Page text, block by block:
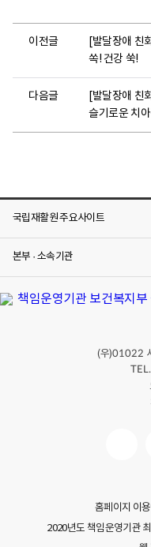
정도 문지릅니다. 멍든
10분 정도 찜질을 합니
부딪히면 곧바로 응급
받습니다. 멍이 심하면
받습니다. 8. 베이거나
밴드나 반창고를 붙여
상처가 깊거나 찔린 상
곧바로 병원 응급실에
119에 전화해서 도움을
수도 있습니다. 딱지가
상처 부위를 약간 덮을
전문적으로 치료하는
대한전문병원협의회
들어가신 후 질환별 전
지역별로 화상치료 전
궁금한 사항은 대한전
주요사업 안내에서 장
수검자 장애인용 메뉴
클릭하시면 지역별로
이전글
[발달장애 친
쏙! 건강 쑥!
다음글
[발달장애 친
슬기로운 치아
국립재활원 주요사이트
본부 · 소속기관
(우)01022
홈페이지 이
2020년도 책임운영기관